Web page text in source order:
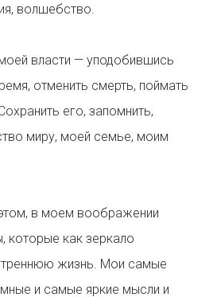
волшебство.
власти — уподобившись
отменить смерть, поймать
его, запомнить,
миру, моей семье, моим
в моем воображении
как зеркало
жизнь. Мои самые
и самые яркие мысли и